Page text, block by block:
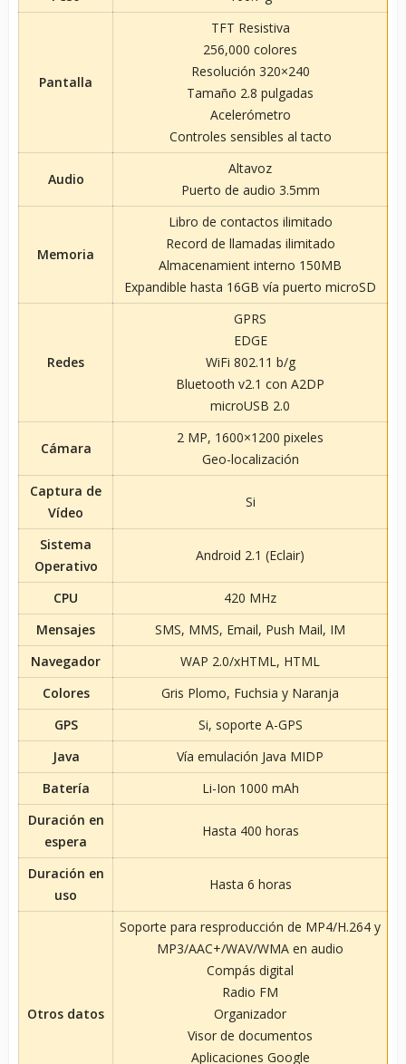
Pantalla
TFT Resistiva
256,000 colores
Resolución 320×240
Tamaño 2.8 pulgadas
Acelerómetro
Controles sensibles al tacto
Audio
Altavoz
Puerto de audio 3.5mm
Memoria
Libro de contactos ilimitado
Record de llamadas ilimitado
Almacenamient interno 150MB
Expandible hasta 16GB vía puerto microSD
Redes
GPRS
EDGE
WiFi 802.11 b/g
Bluetooth v2.1 con A2DP
microUSB 2.0
Cámara
2 MP, 1600×1200 pixeles
Geo-localización
Captura de
Vídeo
Si
Sistema
Operativo
Android 2.1 (Eclair)
CPU
420 MHz
Mensajes
SMS, MMS, Email, Push Mail, IM
Navegador
WAP 2.0/xHTML, HTML
Colores
Gris Plomo, Fuchsia y Naranja
GPS
Si, soporte A-GPS
Java
Vía emulación Java MIDP
Batería
Li-Ion 1000 mAh
Duración en
espera
Hasta 400 horas
Duración en
uso
Hasta 6 horas
Otros datos
Soporte para resproducción de MP4/H.264 y
MP3/AAC+/WAV/WMA en audio
Compás digital
Radio FM
Organizador
Visor de documentos
Aplicaciones Google